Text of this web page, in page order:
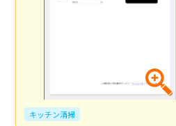
キッチン清掃